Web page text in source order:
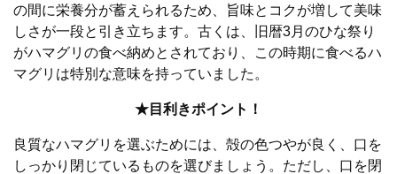
の間に栄養分が蓄えられるため、旨味とコクが増して美味
しさが一段と引き立ちます。古くは、旧暦3月のひな祭り
がハマグリの食べ納めとされており、この時期に食べるハ
マグリは特別な意味を持っていました。
★目利きポイント！
良質なハマグリを選ぶためには、殻の色つやが良く、口を
しっかり閉じているものを選びましょう。ただし、口を閉